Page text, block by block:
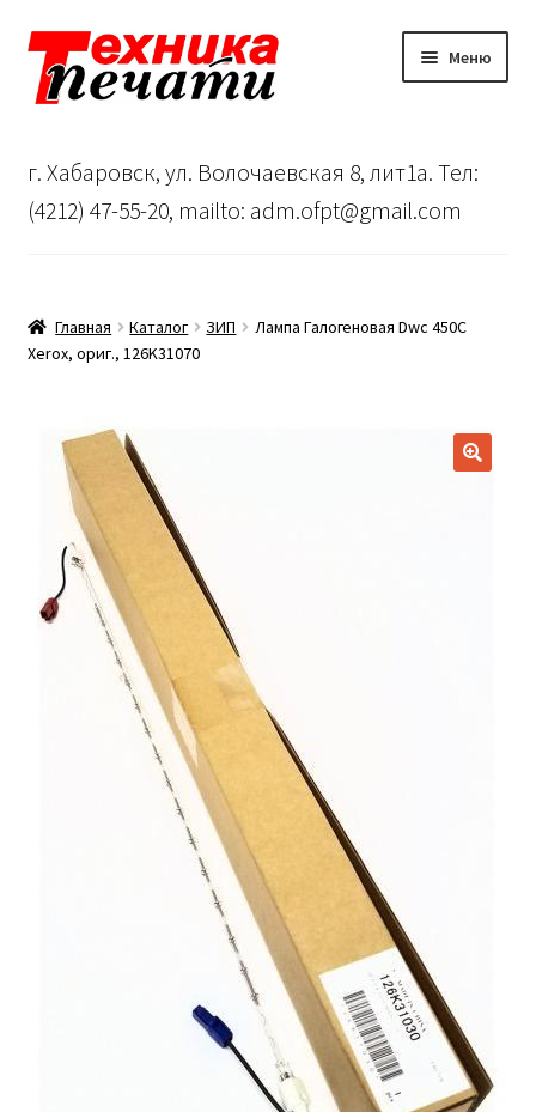
Перейти
навигации
Перейти
содержимому
Меню
Сервисный центр
…
г. Хабаровск, ул. Волочаевская 8, лит1а. Тел:
(4212) 47-55-20, mailto: adm.ofpt@gmail.com
Главная Каталог ЗИП
Лампа Галогеновая Dwc 450C
Xerox, ориг., 126K31070